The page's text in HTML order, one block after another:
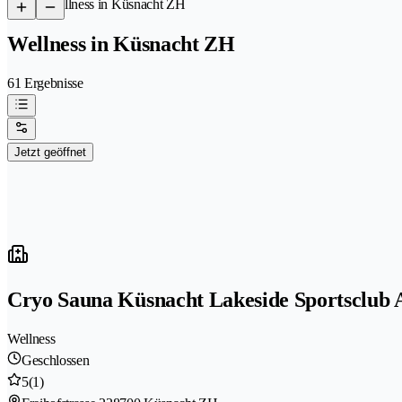
/Wellness in Küsnacht ZH
Wellness in Küsnacht ZH
61 Ergebnisse
Jetzt geöffnet
Cryo Sauna Küsnacht Lakeside Sportsclub
Wellness
Geschlossen
5(1)